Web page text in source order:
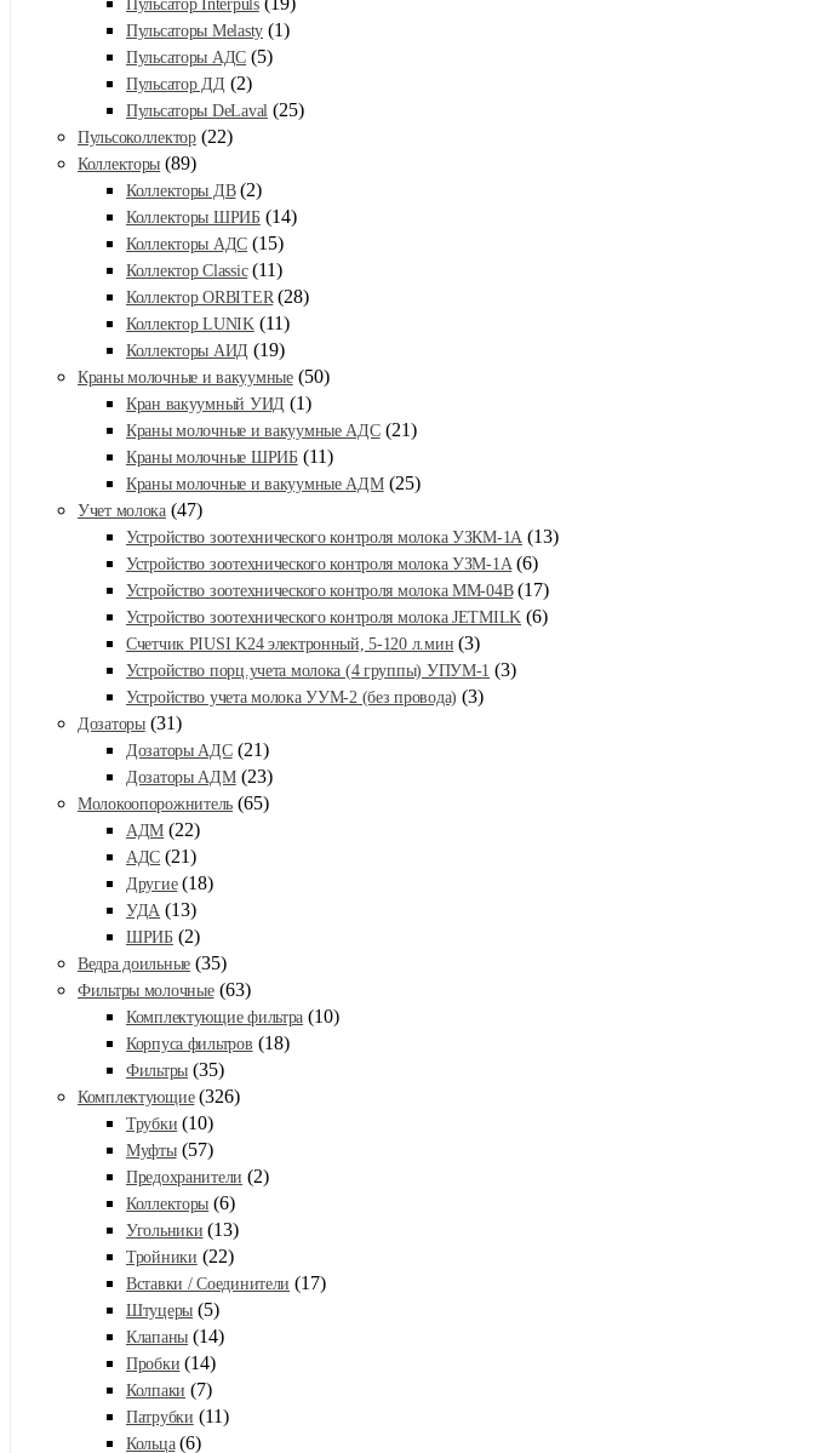
Пульсатор Interpuls
Пульсаторы Melasty (1)
Пульсаторы АДС (5)
Пульсатор ДД (2)
Пульсаторы DeLaval (25)
Пульсоколлектор (22)
Коллекторы (89)
Коллекторы ДВ (2)
Коллекторы ШРИБ (14)
Коллекторы АДС (15)
Коллектор Classic (11)
Коллектор ORBITER (28)
Коллектор LUNIK (11)
Коллекторы АИД (19)
Краны молочные и вакуумные (50)
Кран вакуумный УИД (1)
Краны молочные и вакуумные АДС (21)
Краны молочные ШРИБ (11)
Краны молочные и вакуумные АДМ (25)
Учет молока (47)
Устройство зоотехнического контроля молока УЗКМ-1А (13)
Устройство зоотехнического контроля молока УЗМ-1А (6)
Устройство зоотехнического контроля молока ММ-04В (17)
Устройство зоотехнического контроля молока JETMILK (6)
Счетчик PIUSI K24 электронный, 5-120 л.мин (3)
Устройство порц.учета молока (4 группы) УПУМ-1 (3)
Устройство учета молока УУМ-2 (без провода) (3)
Дозаторы (31)
Дозаторы АДС (21)
Дозаторы АДМ (23)
Молокоопорожнитель (65)
АДМ (22)
АДС (21)
Другие (18)
УДА (13)
ШРИБ (2)
Ведра доильные (35)
Фильтры молочные (63)
Комплектующие фильтра (10)
Корпуса фильтров (18)
Фильтры (35)
Комплектующие (326)
Трубки (10)
Муфты (57)
Предохранители (2)
Коллекторы (6)
Угольники (13)
Тройники (22)
Вставки / Соединители (17)
Штуцеры (5)
Клапаны (14)
Пробки (14)
Колпаки (7)
Патрубки (11)
Кольца (6)